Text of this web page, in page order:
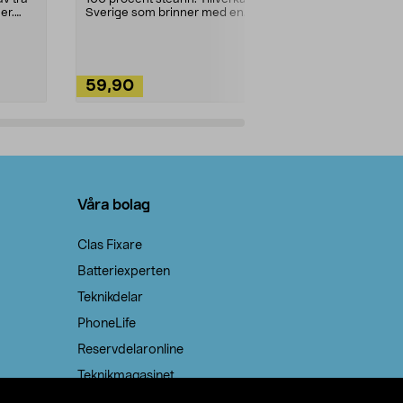
Sverige som brinner med en
59,90
Våra bolag
Clas Fixare
Batteriexperten
Teknikdelar
PhoneLife
Reservdelaronline
Teknikmagasinet